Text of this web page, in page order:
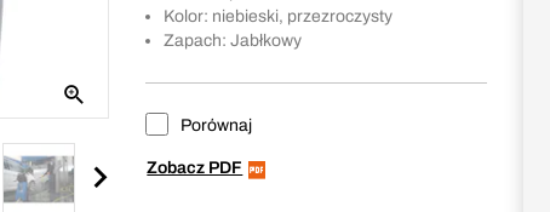
Kolor: niebieski, przezroczysty
Zapach: Jabłkowy
Porównaj
Zobacz PDF